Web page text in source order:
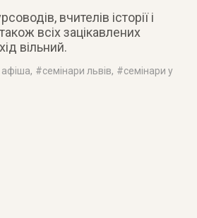
вчителів історії і
всіх зацікавлених
вільний.
афіша, #семінари львів, #семінари у